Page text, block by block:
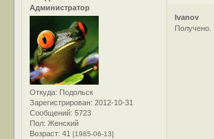
Администратор
Откуда: Подольск
Зарегистрирован: 2012-10-31
Сообщений: 5723
Пол: Женский
Возраст: 41[1985-06-13]
Ivanov
Получено.